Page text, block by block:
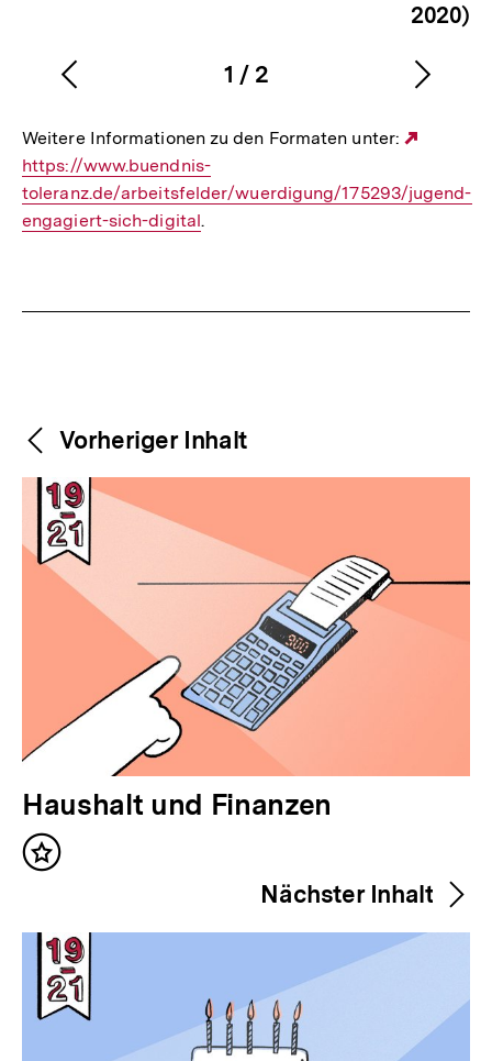
2020)
Karussellinhalt
1
von
/ 2
Vorherigen
anzeigen
Weitere Informationen zu den Formaten unter:
https://www.buendnis-
toleranz.de/arbeitsfelder/wuerdigung/175293/jugend-
engagiert-sich-digital.
Weitere
Inhalte
Content-
Navigation
Vorheriger Inhalt
V
o
r
e
Haushalt und Finanzen
Inhalt
Nächster Inhalt